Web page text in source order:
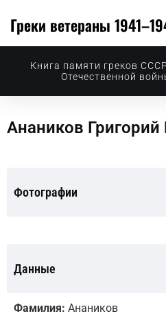
Греки ветераны
Книга памяти греков
Отечественной
Анаников
Фотографии
Данные
Фамилия: Анаников